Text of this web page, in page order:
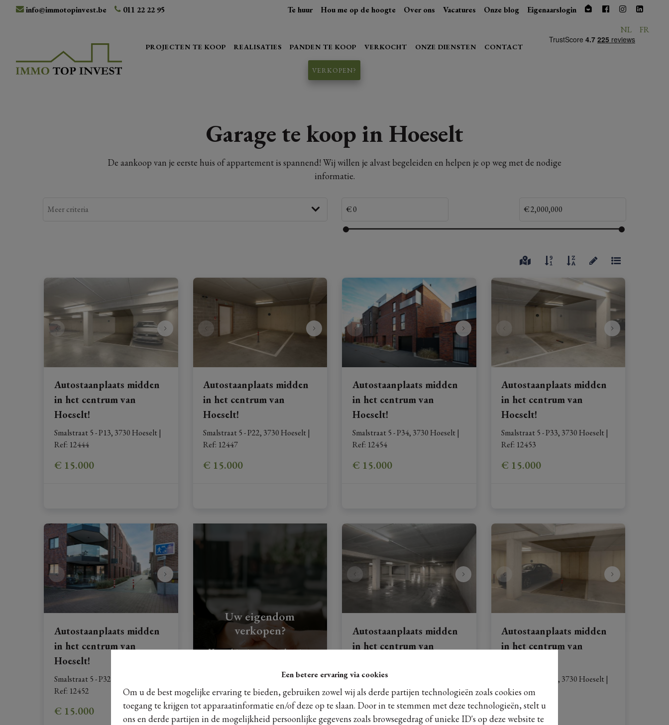
Een betere ervaring via cookies
Om u de best mogelijke ervaring te bieden, gebruiken zowel wij als derde partijen technologieën zoals cookies om
toegang te krijgen tot apparaatinformatie en/of deze op te slaan. Door in te stemmen met deze technologieën, stelt u
ons en derde partijen in de mogelijkheid persoonlijke gegevens zoals browsegedrag of unieke ID's op deze website te
info@immotopinvest.be 011 22 22 95 Te huur Hou me op de hoogte Over ons Vacatures Onze blog Eigenaarslogin
PROJECTEN TE KOOP REALISATIES PANDEN TE KOOP VERKOCHT ONZE DIENSTEN CONTACT
VERKOPEN?
NL FR
Garage te koop in Hoeselt
De aankoop van je eerste huis of appartement is spannend! Wij willen je alvast begeleiden en helpen je op weg met de nodige
informatie.
Autostaanplaats midden
in het centrum van
Hoeselt!
Smalstraat 5 - P13, 3730 Hoeselt |
Ref: 12444
€ 15.000
Autostaanplaats midden
in het centrum van
Hoeselt!
Smalstraat 5 - P22, 3730 Hoeselt|
Ref: 12447
€ 15.000
Autostaanplaats midden
in het centrum van
Hoeselt!
Smalstraat 5 - P34, 3730 Hoeselt |
Ref: 12454
€ 15.000
Autostaanplaats midden
in het centrum van
Hoeselt!
Smalstraat 5 - P33, 3730 Hoeselt|
Ref: 12453
€ 15.000
Autostaanplaats midden
in het centrum van
Hoeselt!
Smalstraat 5 - P32, 3730 Hoeselt
Ref: 12452
€ 15.000
Uw eigendom
verkopen?
Vraag hier je gratis schatting
Autostaanplaats midden
in het centrum van
Smalstraat 5 - P31, 3730 Hoeselt
Ref: 12451
€ 15.000
Autostaanplaats midden
in het centrum van
Smalstraat 5 - P29, 3730 Hoeselt|
Ref: 12450
€ 15.000